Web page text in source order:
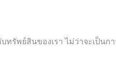
รัพย์สินของเรา ไม่ว่าจะเป็นกา